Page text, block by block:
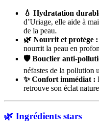
💧 Hydratation
d’Uriage, elle aide à
de la peau.
🌿 Nourrit et protège :
nourrit la peau en
🛡️ Bouclier anti-
néfastes de la pollution
✨ Confort immédiat :
retrouve son éclat
🌿 Ingrédients stars